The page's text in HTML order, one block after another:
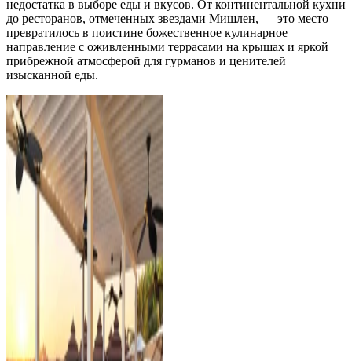
недостатка в выборе еды и вкусов. От континентальной кухни
до ресторанов, отмеченных звездами Мишлен, — это место
превратилось в поистине божественное кулинарное
направление с оживленными террасами на крышах и яркой
прибрежной атмосферой для гурманов и ценителей
изысканной еды.